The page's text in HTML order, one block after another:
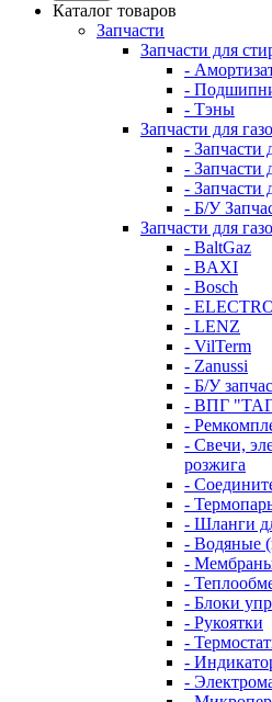
Каталог товаров
Запчасти
Запчасти для
-
-
- Тэны
Запчасти для
- Запчасти
- Запчасти
- Запчасти
- Б/У
Запчасти для
- BaltGaz
- BAXI
- Bosch
-
- LENZ
- VilTerm
- Zanussi
- Б/У
- ВПГ
-
- Свечи,
розжига
-
-
- Шланги
- Водяные
-
-
- Блоки
- Рукоятки
-
-
-